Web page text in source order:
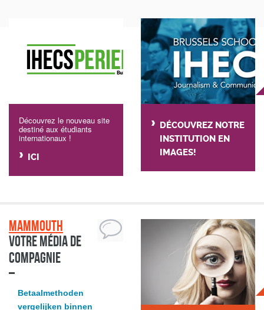
Découvrez le nouveau site
destiné aux étudiants
internationaux !
ICI
DÉCOUVREZ NOTRE
INSTITUTION EN
IMAGES!
Mammouth
Votre média de
compagnie
Betaalmethoden
vergelijken binnen